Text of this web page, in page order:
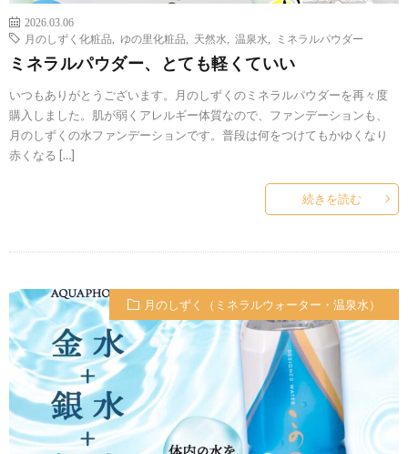
2026.03.06
月のしずく化粧品
ゆの里化粧品 天然水 温泉水 ミネラルパウダー
ミネラルパウダー、とても軽くていい
いつもありがとうございます。月のしずくのミネラルパウダーを再々度
購入しました。肌が弱くアレルギー体質なので、ファンデーションも、
月のしずくの水ファンデーションです。普段は何をつけてもかゆくなり
赤くなる […]
続きを読む
月のしずく（ミネラルウォーター・温泉水）